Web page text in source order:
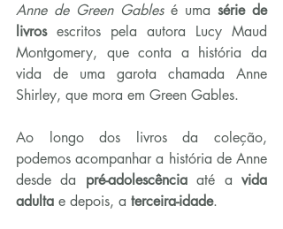
Anne de Green Gables é uma série de
livros escritos pela autora Lucy Maud
Montgomery, que conta a história da
vida de uma garota chamada Anne
Shirley, que mora em Green Gables.
Ao longo dos livros da coleção,
podemos acompanhar a história de Anne
desde da pré-adolescência até a vida
adulta e depois, a terceira-idade.